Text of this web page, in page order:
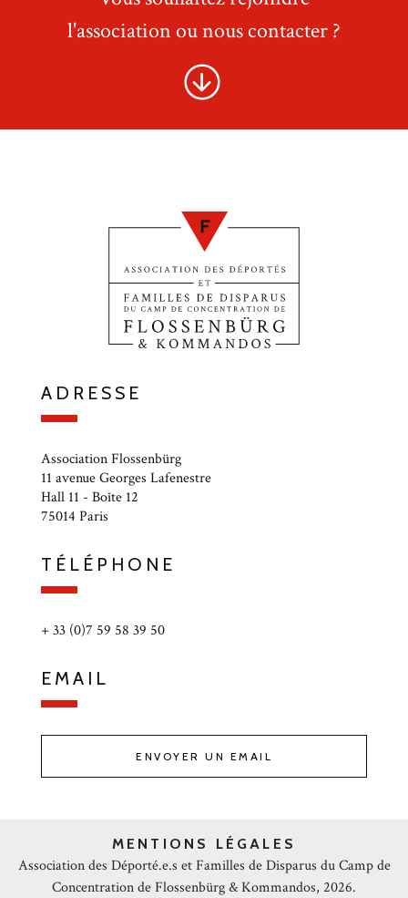
l'association ou nous contacter ?
ADRESSE
Association Flossenbürg
11 avenue Georges Lafenestre
Hall 11 - Boîte 12
75014 Paris
TÉLÉPHONE
+ 33 (0)7 59 58 39 50
EMAIL
ENVOYER UN EMAIL
MENTIONS LÉGALES
Association des Déporté.e.s et Familles de Disparus du Camp de
Concentration de Flossenbürg & Kommandos, 2026.